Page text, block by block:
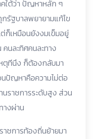
ใต้ว่า ปัญหาหลัก ๆ
รัฐบาลพยายามแก้ไข
ก็เหมือนยังงมเข็มอยู่
คนละทิศคนละทาง
ตุทีนึง ก็ต้องกลับมา
นปัญหาคือความไม่ต่อ
ราชการระดับสูง ส่วน
างผ่าน
าชการท้องถิ่นย้ายมา